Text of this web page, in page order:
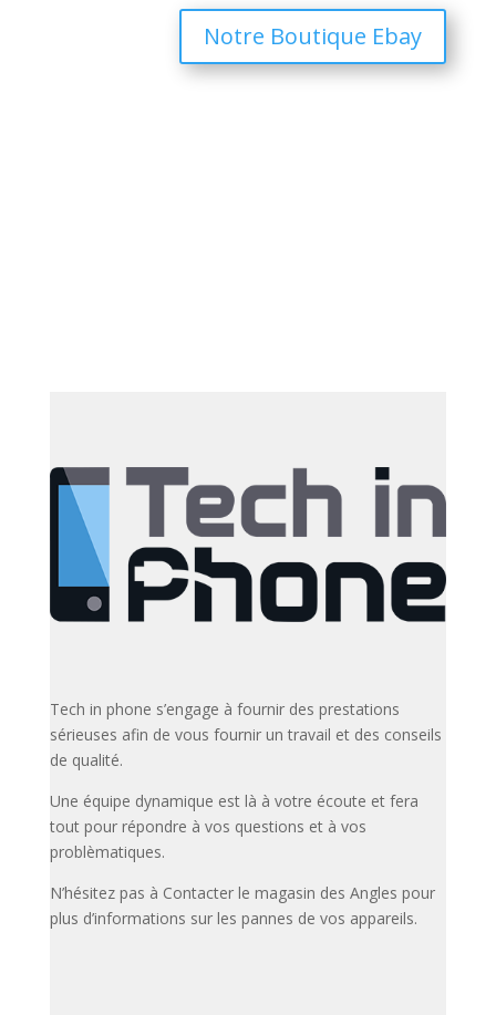
Notre Boutique Ebay
Tech in phone s’engage à fournir des prestations
sérieuses afin de vous fournir un travail et des conseils
de qualité.
Une équipe dynamique est là à votre écoute et fera
tout pour répondre à vos questions et à vos
problèmatiques.
N’hésitez pas à Contacter le magasin des Angles pour
plus d’informations sur les pannes de vos appareils.